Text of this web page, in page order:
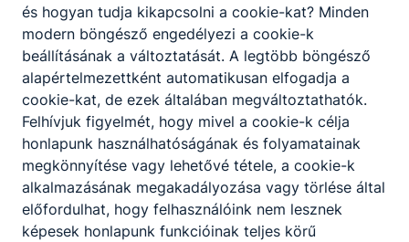
és hogyan tudja kikapcsolni a cookie-kat? Minden
modern böngésző engedélyezi a cookie-k
beállításának a változtatását. A legtöbb böngésző
alapértelmezettként automatikusan elfogadja a
cookie-kat, de ezek általában megváltoztathatók.
Felhívjuk figyelmét, hogy mivel a cookie-k célja
honlapunk használhatóságának és folyamatainak
megkönnyítése vagy lehetővé tétele, a cookie-k
alkalmazásának megakadályozása vagy törlése által
előfordulhat, hogy felhasználóink nem lesznek
képesek honlapunk funkcióinak teljes körű